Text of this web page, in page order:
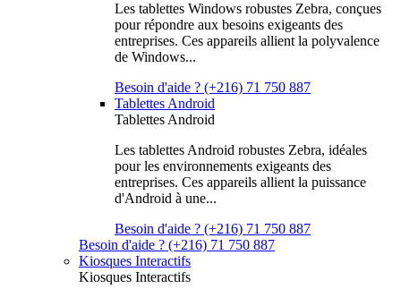
Les tablettes Windows robustes Zebra, conçues
pour répondre aux besoins exigeants des
entreprises. Ces appareils allient la polyvalence
de Windows...
Besoin d'aide ? (+216) 71 750 887
Tablettes Android
Tablettes Android
Les tablettes Android robustes Zebra, idéales
pour les environnements exigeants des
entreprises. Ces appareils allient la puissance
d'Android à une...
Besoin d'aide ? (+216) 71 750 887
Besoin d'aide ? (+216) 71 750 887
Kiosques Interactifs
Kiosques Interactifs